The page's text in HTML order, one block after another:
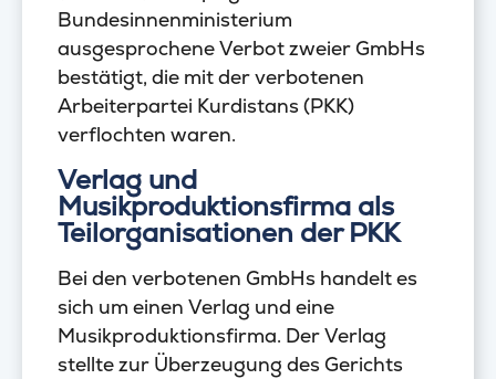
Bundesinnenministerium
ausgesprochene Verbot zweier GmbHs
bestätigt, die mit der verbotenen
Arbeiterpartei Kurdistans (PKK)
verflochten waren.
Verlag und
Musikproduktionsfirma als
Teilorganisationen der PKK
Bei den verbotenen GmbHs handelt es
sich um einen Verlag und eine
Musikproduktionsfirma. Der Verlag
stellte zur Überzeugung des Gerichts